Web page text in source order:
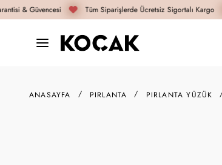
& Güvencesi Tüm Siparişlerde Ücretsiz Sigortalı Kargo
ANASAYFA PIRLANTA PIRLANTA YÜZÜK